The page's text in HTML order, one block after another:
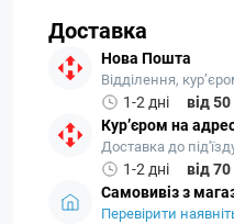
Доставка
Нова Пошта
Відділення,
1-2 дні
від
Кур’єром на
Доставка до
1-2 дні
від
Самовивіз з
Перевірити